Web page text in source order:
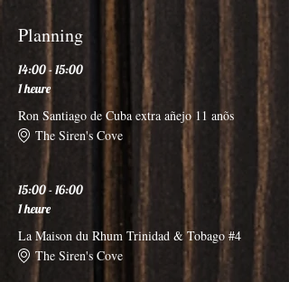
Planning
14:00 - 15:00
1 heure
Ron Santiago de Cuba extra añejo 11 anõs
The Siren's Cove
15:00 - 16:00
1 heure
La Maison du Rhum Trinidad & Tobago #4
The Siren's Cove